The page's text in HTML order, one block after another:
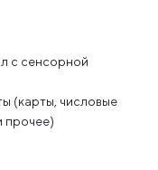
с сенсорной
(карты, числовые
прочее)